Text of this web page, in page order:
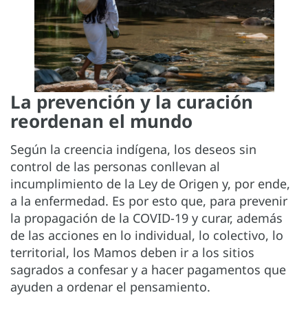
La prevención y la curación
reordenan el mundo
Según la creencia indígena, los deseos sin
control de las personas conllevan al
incumplimiento de la Ley de Origen y, por ende,
a la enfermedad. Es por esto que, para prevenir
la propagación de la COVID-19 y curar, además
de las acciones en lo individual, lo colectivo, lo
territorial, los Mamos deben ir a los sitios
sagrados a confesar y a hacer pagamentos que
ayuden a ordenar el pensamiento.